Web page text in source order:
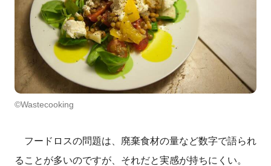
©Wastecooking
フードロスの問題は、廃棄食材の量など数字で語られ
ることが多いのですが、それだと実感が持ちにくい。